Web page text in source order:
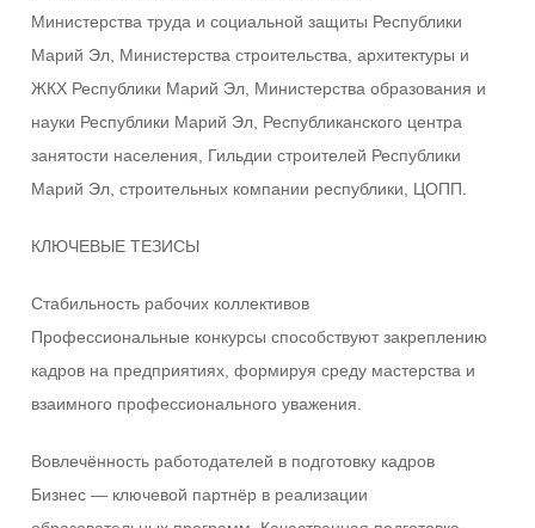
Министерства труда и социальной защиты Республики
Марий Эл, Министерства строительства, архитектуры и
ЖКХ Республики Марий Эл, Министерства образования и
науки Республики Марий Эл, Республиканского центра
занятости населения, Гильдии строителей Республики
Марий Эл, строительных компании республики, ЦОПП.
КЛЮЧЕВЫЕ ТЕЗИСЫ
Стабильность рабочих коллективов
Профессиональные конкурсы способствуют закреплению
кадров на предприятиях, формируя среду мастерства и
взаимного профессионального уважения.
Вовлечённость работодателей в подготовку кадров
Бизнес — ключевой партнёр в реализации